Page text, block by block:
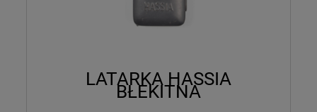
LATARKA HASSIA
BŁEKITNA